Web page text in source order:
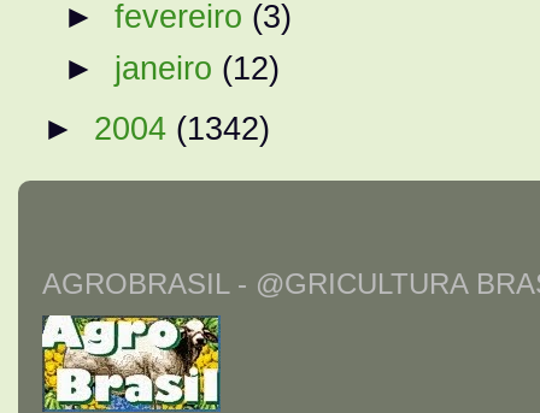
►fevereiro (3)
► janeiro (12)
► 2004 (1342)
AGROBRASIL - @GRICULTURA